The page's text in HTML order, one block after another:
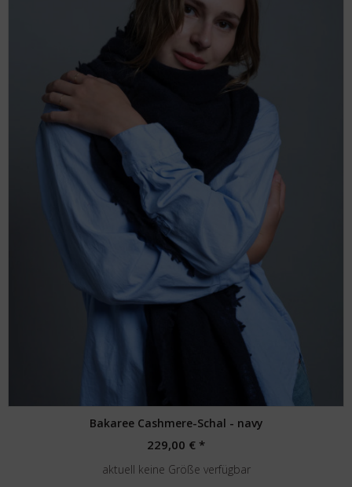
Bakaree Cashmere-Schal - navy
229,00 € *
aktuell keine Größe verfügbar